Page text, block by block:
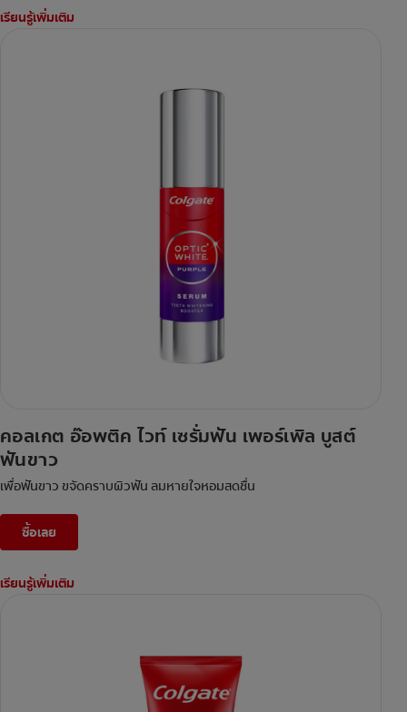
เรียนรู้เพิ่มเติม
คอลเกต อ๊อพติค ไวท์ เซรั่มฟัน เพอร์เพิล บูสต์
ฟันขาว
เพื่อฟันขาว ขจัดคราบผิวฟัน ลมหายใจหอมสดชื่น
ซื้อเลย
เรียนรู้เพิ่มเติม